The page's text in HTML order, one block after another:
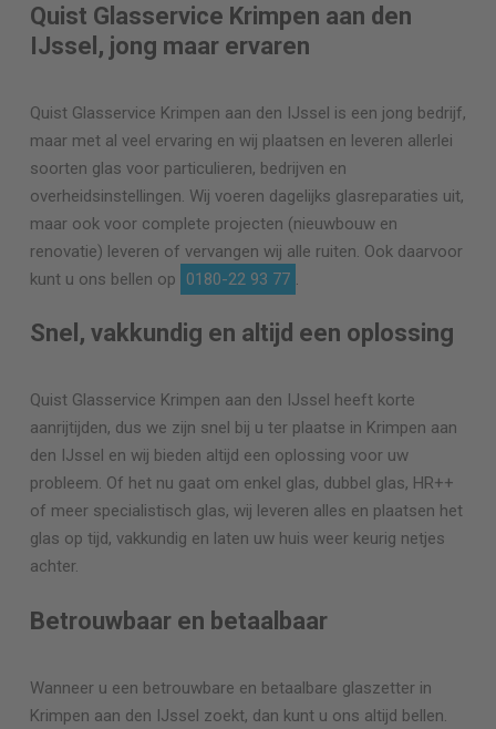
Quist Glasservice Krimpen aan den
IJssel, jong maar ervaren
Quist Glasservice Krimpen aan den IJssel is een jong bedrijf,
maar met al veel ervaring en wij plaatsen en leveren allerlei
soorten glas voor particulieren, bedrijven en
overheidsinstellingen. Wij voeren dagelijks glasreparaties uit,
maar ook voor complete projecten (nieuwbouw en
renovatie) leveren of vervangen wij alle ruiten. Ook daarvoor
kunt u ons bellen op
0180-22 93 77 .
Snel, vakkundig en altijd een oplossing
Quist Glasservice Krimpen aan den IJssel heeft korte
aanrijtijden, dus we zijn snel bij u ter plaatse in Krimpen aan
den IJssel en wij bieden altijd een oplossing voor uw
probleem. Of het nu gaat om enkel glas, dubbel glas, HR++
of meer specialistisch glas, wij leveren alles en plaatsen het
glas op tijd, vakkundig en laten uw huis weer keurig netjes
achter.
Betrouwbaar en betaalbaar
Wanneer u een betrouwbare en betaalbare glaszetter in
Krimpen aan den IJssel zoekt, dan kunt u ons altijd bellen.